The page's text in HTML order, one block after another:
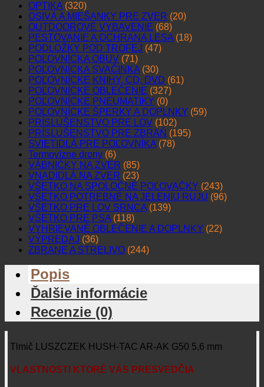
OPTIKA (320)
OSIVÁ A MIEŠANKY PRE ZVER (20)
OUTDOOROVÉ VYBAVENIE (68)
PESTOVANIE A OCHRANA LESA (18)
PODLOŽKY POD TROFEJ (47)
POĽOVNÍCKA OBUV (71)
POĽOVNÍCKA SVAČINKA (30)
POĽOVNÍCKE KNIHY, CD, DVD (61)
POĽOVNÍCKE OBLEČENIE (327)
POĽOVNÍCKE PNEUMATIKY (0)
POĽOVNÍCKE ŠPERKY A DOPLNKY (59)
PRÍSLUŠENSTVO PRE LOV (102)
PRÍSLUŠENSTVO PRE ZBRAŇ (195)
SVIETIDLÁ PRE POĽOVNÍKA (78)
Termovízne drony (6)
VÁBNIČKY NA ZVER (85)
VNADIDLÁ NA ZVER (23)
VŠETKO NA SPOLOČNÉ POĽOVAČKY (243)
VŠETKO POTREBNÉ NA JELENIU RUJU (96)
VŠETKO PRE LOV SRNCA (139)
VŠETKO PRE PSA (118)
VYHRIEVANÉ OBLEČENIE A DOPLNKY (22)
VÝPREDAJ (36)
ZBRANE A STRELIVO (244)
Popis
Ďalšie informácie
Recenzie (0)
Tlmič LUSZCZEK HUSH-TAC AR-AK G50 5,6 mm
VLASTNOSTI KTORÉ VÁS PRESVEDČIA